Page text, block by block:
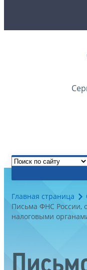
Главная страница
Письма ФНС России,
налоговыми